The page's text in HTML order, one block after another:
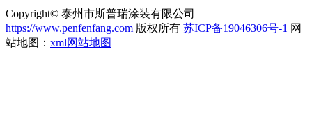
Copyright© 泰州市斯普瑞涂装有限公司
https://www.penfenfang.com 版权所有 苏ICP备19046306号-1 网
站地图： xml网站地图